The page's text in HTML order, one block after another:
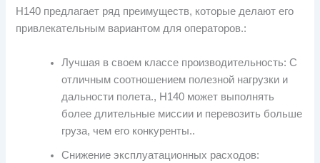
H140 предлагает ряд преимуществ, которые делают его
привлекательным вариантом для операторов.:
Лучшая в своем классе производительность: С
отличным соотношением полезной нагрузки и
дальности полета., H140 может выполнять
более длительные миссии и перевозить больше
груза, чем его конкуренты..
Снижение эксплуатационных расходов: